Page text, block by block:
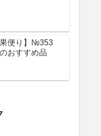
果便り】№353
おすすめ品